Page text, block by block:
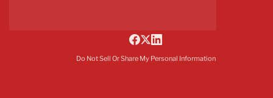
Do Not Sell Or Share My Personal Information